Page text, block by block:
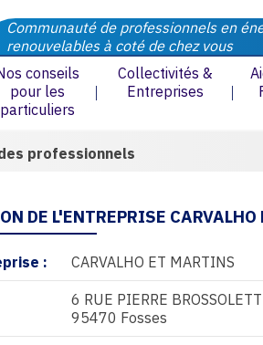
Communauté de professionnels en
renouvelables à coté de chez vous
conseils
pour les
particuliers
Collectivités &
Entreprises
professionnels
DE L'ENTREPRISE
: CARVALHO ET MARTINS
6 RUE PIERRE
95470 Fosses